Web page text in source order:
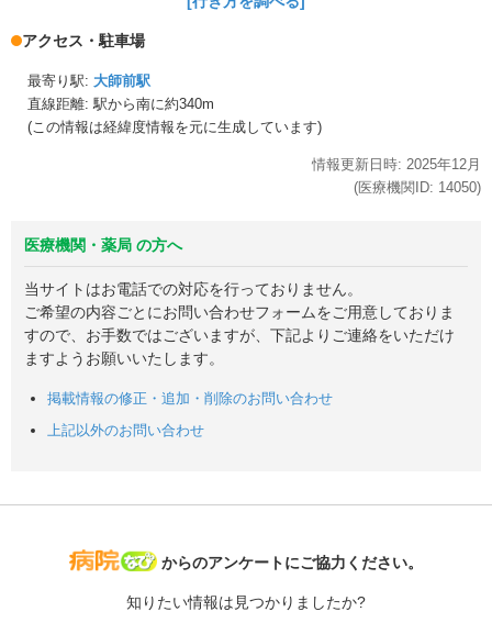
アクセス・駐車場
最寄り駅: 大師前駅
直線距離: 駅から南に約340m
(この情報は経緯度情報を元に生成しています)
情報更新日時: 2025年12月
(医療機関ID: 14050)
医療機関・薬局 の方へ
当サイトはお電話での対応を行っておりません。
ご希望の内容ごとにお問い合わせフォームをご用意しておりま
すので、お手数ではございますが、下記よりご連絡をいただけ
ますようお願いいたします。
掲載情報の修正・追加・削除のお問い合わせ
上記以外のお問い合わせ
病院なび
からのアンケートにご協力ください。
知りたい情報は見つかりましたか?